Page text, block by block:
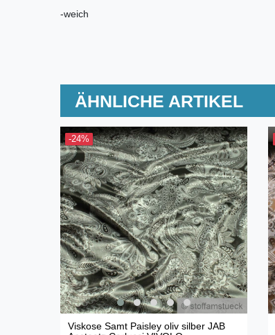
-weich
ÄHNLICHE ARTIKEL
-24%
Viskose Samt Paisley oliv silber JAB